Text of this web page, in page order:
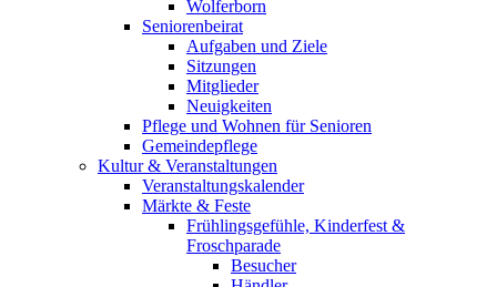
Wolferborn
Seniorenbeirat
Aufgaben und Ziele
Sitzungen
Mitglieder
Neuigkeiten
Pflege und Wohnen für Senioren
Gemeindepflege
Kultur & Veranstaltungen
Veranstaltungskalender
Märkte & Feste
Frühlingsgefühle, Kinderfest &
Froschparade
Besucher